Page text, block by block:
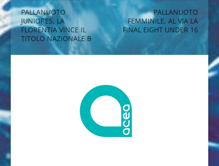
PALLANUOTO
JUNIORES, LA
FLORENTIA VINCE IL
TITOLO NAZIONALE B
PALLANUOTO
FEMMINILE, AL VIA LA
FINAL EIGHT UNDER 16